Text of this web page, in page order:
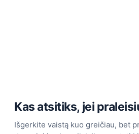
Kas atsitiks, jei
Išgerkite vaistą kuo greičiau, bet